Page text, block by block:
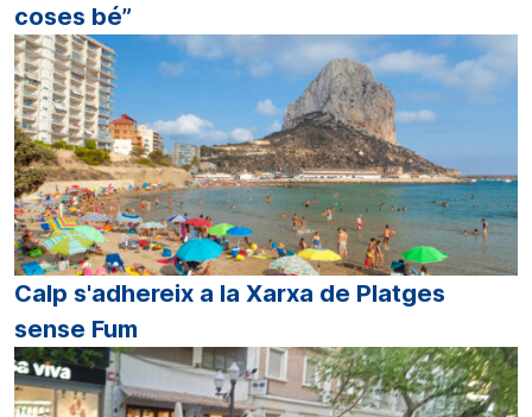
coses bé”
Calp s'adhereix a la Xarxa de Platges
sense Fum